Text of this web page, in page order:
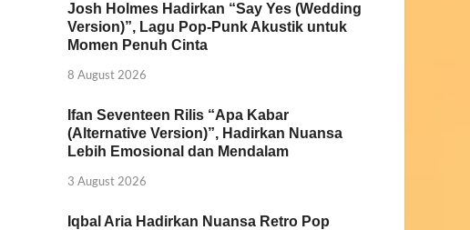
Josh Holmes Hadirkan “Say Yes (Wedding
Version)”, Lagu Pop-Punk Akustik untuk
Momen Penuh Cinta
8 August 2026
Ifan Seventeen Rilis “Apa Kabar
(Alternative Version)”, Hadirkan Nuansa
Lebih Emosional dan Mendalam
3 August 2026
Iqbal Aria Hadirkan Nuansa Retro Pop